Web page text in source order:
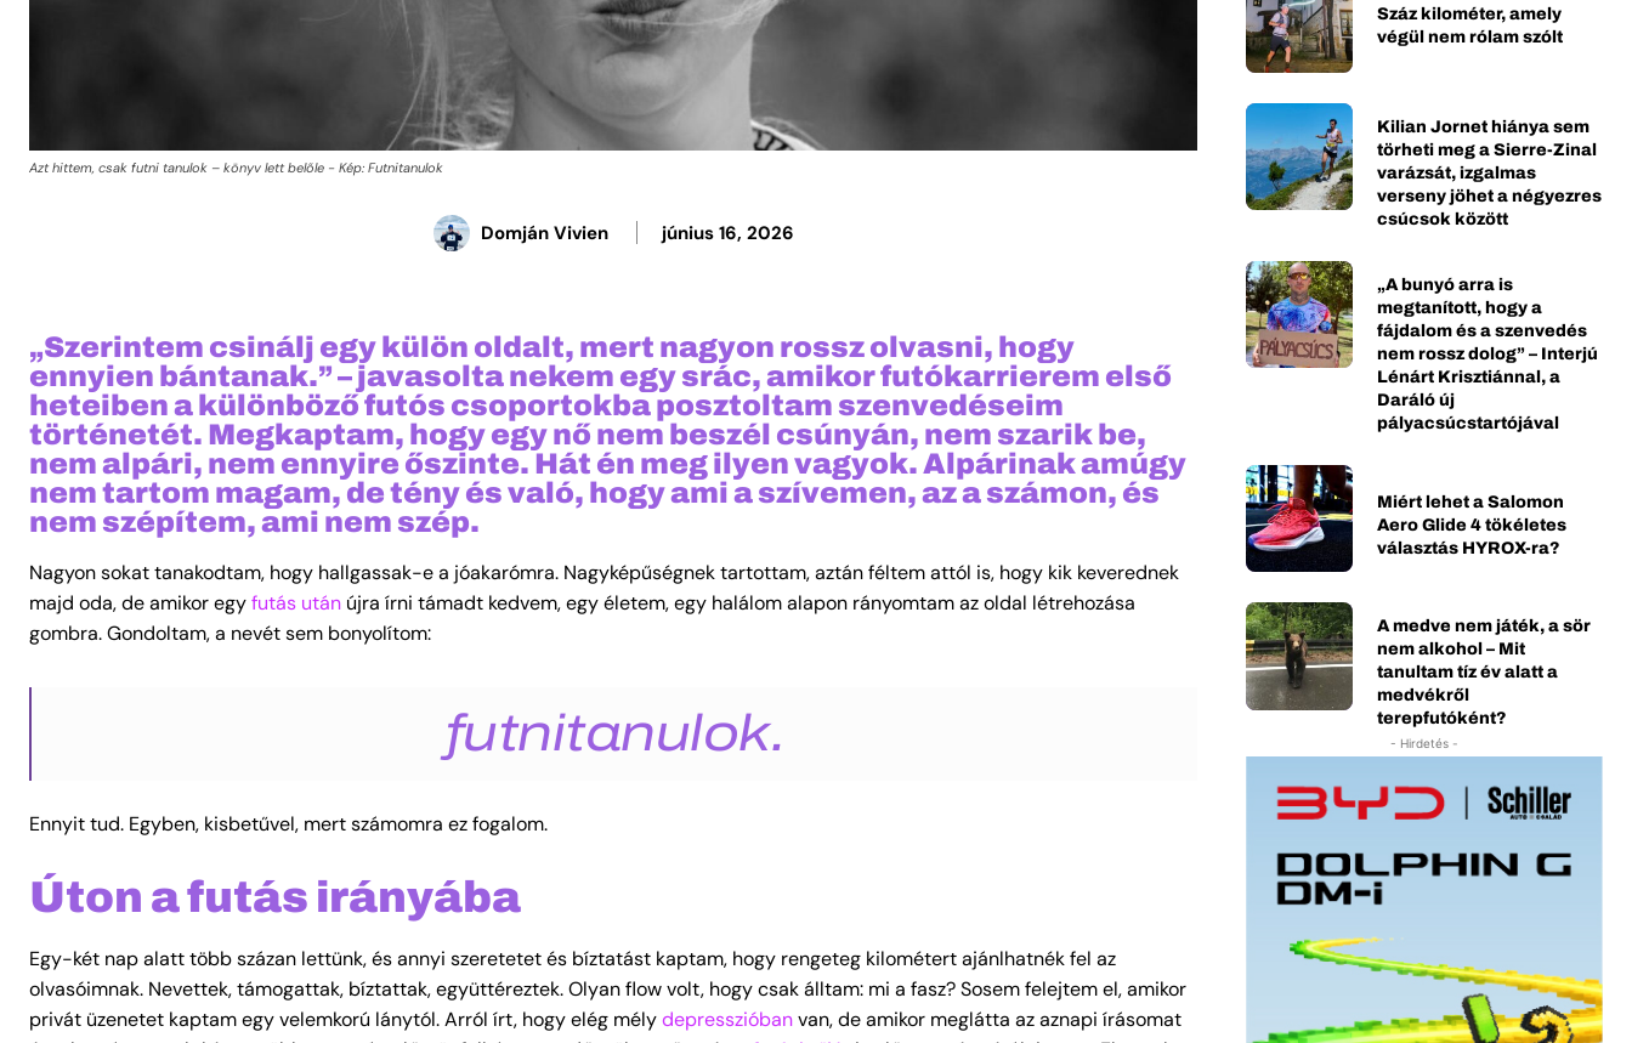
Azt hittem, csak futni tanulok – könyv lett belőle - Kép: Futnitanulok
Domján Vivien június 16, 2026
„Szerintem csinálj egy külön oldalt, mert nagyon rossz olvasni, hogy
ennyien bántanak.” – javasolta nekem egy srác, amikor futókarrierem első
heteiben a különböző futós csoportokba posztoltam szenvedéseim
történetét. Megkaptam, hogy egy nő nem beszél csúnyán, nem szarik be,
nem alpári, nem ennyire őszinte. Hát én meg ilyen vagyok. Alpárinak amúgy
nem tartom magam, de tény és való, hogy ami a szívemen, az a számon, és
nem szépítem, ami nem szép.
Nagyon sokat tanakodtam, hogy hallgassak-e a jóakarómra. Nagyképűségnek tartottam, aztán féltem attól is, hogy kik keverednek
majd oda, de amikor egy futás után újra írni támadt kedvem, egy életem, egy halálom alapon rányomtam az oldal létrehozása
gombra. Gondoltam, a nevét sem bonyolítom:
futnitanulok.
Ennyit tud. Egyben, kisbetűvel, mert számomra ez fogalom.
Úton a futás irányába
Egy-két nap alatt több százan lettünk, és annyi szeretetet és bíztatást kaptam, hogy rengeteg kilométert ajánlhatnék fel az
olvasóimnak. Nevettek, támogattak, bíztattak, együttéreztek. Olyan flow volt, hogy csak álltam: mi a fasz? Sosem felejtem el, amikor
privát üzenetet kaptam egy velemkorú lánytól. Arról írt, hogy elég mély depresszióban van, de amikor meglátta az aznapi írásomat
Száz kilométer, amely
végül nem rólam szólt
Kilian Jornet hiánya sem
törheti meg a Sierre-Zinal
varázsát, izgalmas
verseny jöhet a négyezres
csúcsok között
„A bunyó arra is
megtanított, hogy a
fájdalom és a szenvedés
nem rossz dolog” – Interjú
Lénárt Krisztiánnal, a
Daráló új
pályacsúcstartójával
Miért lehet a Salomon
Aero Glide 4 tökéletes
választás HYROX-ra?
A medve nem játék, a sör
nem alkohol – Mit
tanultam tíz év alatt a
medvékről
terepfutóként?
- Hirdetés -